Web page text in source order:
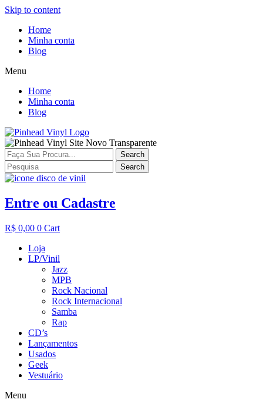
Skip to content
Home
Minha conta
Blog
Menu
Home
Minha conta
Blog
Search
Search
Entre ou Cadastre
R$ 0,00 0 Cart
Loja
LP/Vinil
Jazz
MPB
Rock Nacional
Rock Internacional
Samba
Rap
CD’s
Lançamentos
Usados
Geek
Vestuário
Menu